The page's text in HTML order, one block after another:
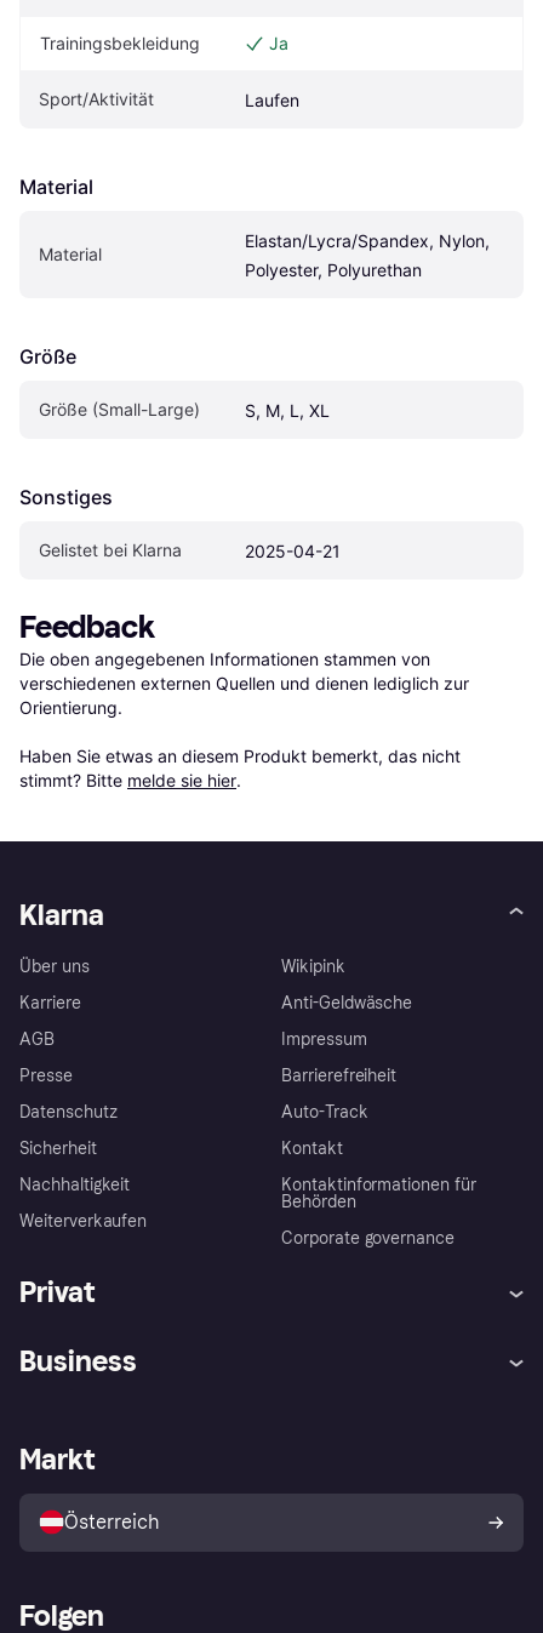
Trainingsbekleidung Ja
Sport/Aktivität Laufen
Material
Material
Elastan/Lycra/Spandex, Nylon,
Polyester, Polyurethan
Größe
Größe (Small-Large) S, M, L, XL
Sonstiges
Gelistet bei Klarna 2025-04-21
Feedback
Die oben angegebenen Informationen stammen von
verschiedenen externen Quellen und dienen lediglich zur
Orientierung.
Haben Sie etwas an diesem Produkt bemerkt, das nicht
stimmt? Bitte melde sie hier.
Klarna
Über uns
Karriere
AGB
Presse
Datenschutz
Sicherheit
Nachhaltigkeit
Weiterverkaufen
Wikipink
Anti-Geldwäsche
Impressum
Barrierefreiheit
Auto-Track
Kontakt
Kontaktinformationen für
Behörden
Corporate governance
Privat
Shops entdecken
Business
Händlerportal
Markt
Österreich
Folgen